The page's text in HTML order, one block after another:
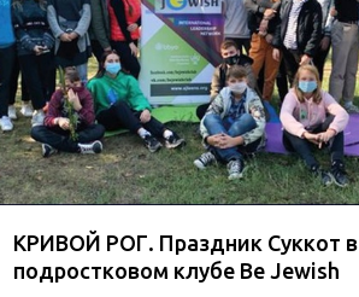
КРИВОЙ РОГ. Праздник Суккот в
подростковом клубе Be Jewish